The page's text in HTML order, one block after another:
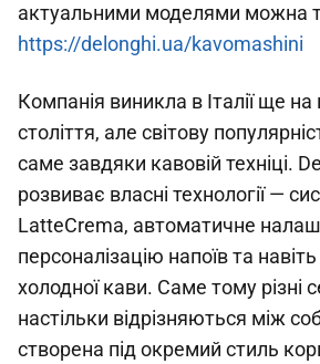
актуальними моделями можна
https://delonghi.ua/kavomashini
Компанія виникла в Італії ще на
століття, але світову
саме завдяки кавовій техніці.
розвиває власні технології —
LatteCrema, автоматичне
персоналізацію напоїв та
холодної кави. Саме тому різні
настільки відрізняються між
створена під окремий стиль